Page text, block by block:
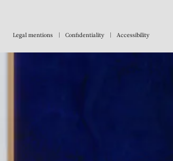
Legal mentions Confidentiality Accessibility